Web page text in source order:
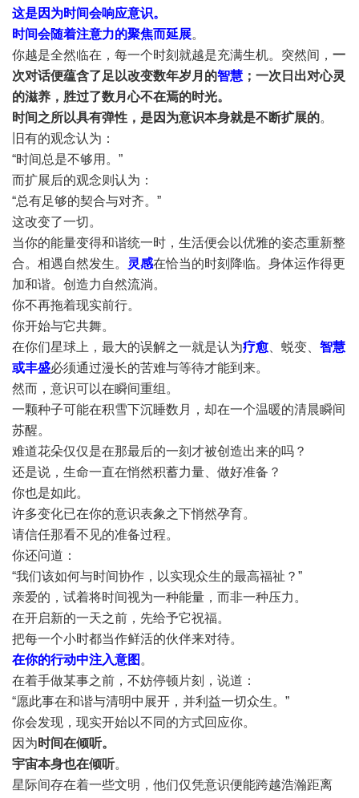
这是因为时间会响应意识。
时间会随着注意力的聚焦而延展。
你越是全然临在，每一个时刻就越是充满生机。突然间， 一
次对话便蕴含了足以改变数年岁月的智慧 ；一次日出对心灵
的滋养，胜过了数月心不在焉的时光。
时间之所以具有弹性，是因为意识本身就是不断扩展的。
旧有的观​​念认为：
“时间总是不够用。”
而扩展后的观念则认为：
“总有足够的契合与对齐。”
这改变了一切。
当你的能量变得和谐统一时，生活便会以优雅的姿态重新整
合。相遇自然发生。
灵感在恰当的时刻降临。身体运作得更
加和谐。创造力自然流淌。
你不再拖着现实前行。
你开始与它共舞。
在你们星球上，最大的误解之一就是认为疗愈 、蜕变、 智慧
或丰盛必须通过漫长的苦难与等待才能到来。
然而，意识可以在瞬间重组。
一颗种子可能在积雪下沉睡数月，却在一个温暖的清晨瞬间
苏醒。
难道花朵仅仅是在那最后的一刻才被创造出来的吗？
还是说，生命一直在悄然积蓄力量、做好准备？
你也是如此。
许多变化已在你的意识表象之下悄然孕育。
请信任那看不见的准备过程。
你还问道：
“我们该如何与时间协作，以实现众生的最高福祉？”
亲爱的，试着将时间视为一种能量，而非一种压力。
在开启新的一天之前，先给予它祝福。
把每一个小时都当作鲜活的伙伴来对待。
在你的行动中注入意图 。
在着手做某事之前，不妨停顿片刻，说道：
“愿此事在和谐与清明中展开，并利益一切众生。”
你会发现，现实开始以不同的方式回应你。
因为 时间在倾听。
宇宙本身也在倾听。
星际间存在着一些文明，他们仅凭意识便能跨越浩瀚距离